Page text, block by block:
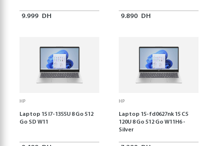
9.999 DH 9.890 DH
HP
Laptop 15 I7-1355U 8 Go 512
Go SD W11
HP
Laptop 15-fd0627nk 15 C5
120U 8 Go 512 Go W11H6 -
Silver